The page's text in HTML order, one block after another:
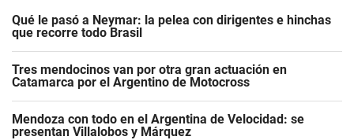
Qué le pasó a Neymar: la pelea con dirigentes e hinchas
que recorre todo Brasil
Tres mendocinos van por otra gran actuación en
Catamarca por el Argentino de Motocross
Mendoza con todo en el Argentina de Velocidad: se
presentan Villalobos y Márquez